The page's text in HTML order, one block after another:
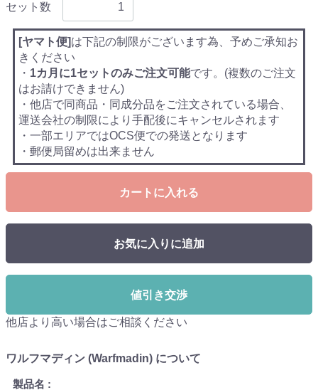
セット数
[ヤマト便]は下記の制限がございます為、予めご承知お
きください
・ 1カ月に1セットのみご注文可能です。(複数のご注文
はお請けできません)
・他店で同商品・同成分品をご注文されている場合、
運送会社の制限により手配後にキャンセルされます
・一部エリアではOCS便での発送となります
・郵便局留めは出来ません
カートに入れる
お気に入りに追加
値引き交渉
他店より高い場合はご相談ください
ワルフマディン (Warfmadin) について
製品名